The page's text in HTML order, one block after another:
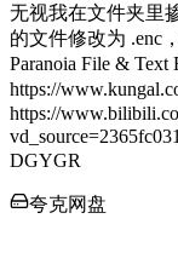
无视我在文件夹里
的文件修改为 .enc
Paranoia File &
https://
https://
DGYGR
夸克网盘